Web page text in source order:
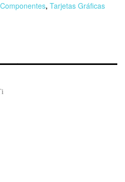
Componentes, Tarjetas Gráficas
e
dl